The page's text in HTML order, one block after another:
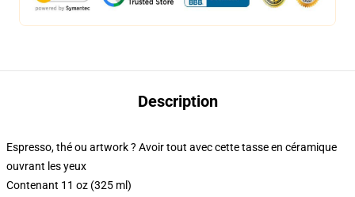
Description
Espresso, thé ou artwork ? Avoir tout avec cette tasse en céramique
ouvrant les yeux
Contenant 11 oz (325 ml)